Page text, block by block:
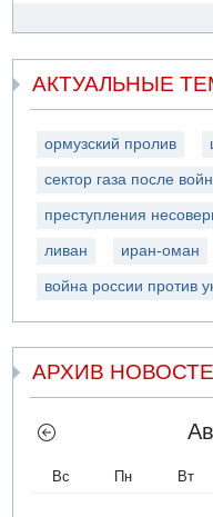
АКТУАЛЬНЫЕ
ормузский пролив
сектор газа после
преступления
ливан иран-оман
война россии против
АРХИВ
Вс Пн Вт